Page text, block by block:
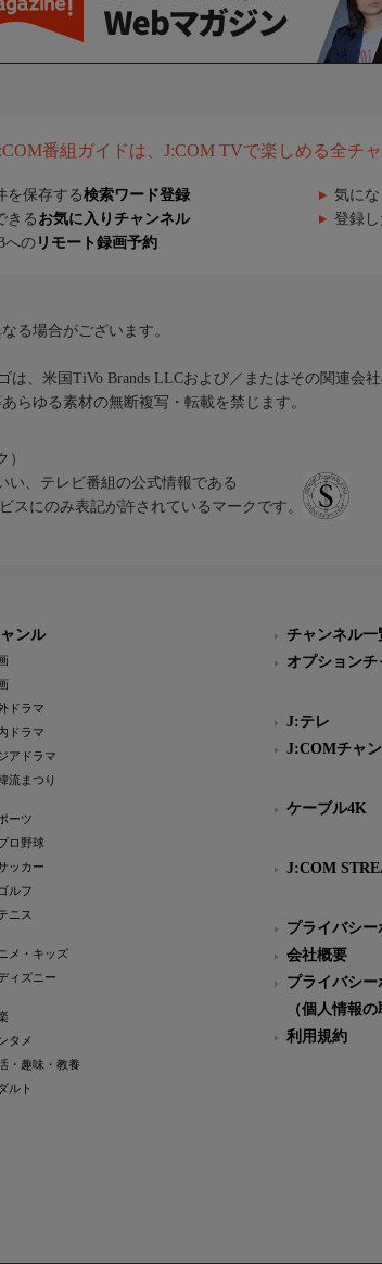
番組ガイドは、J:COM TVで楽しめる全チ
を保存する検索ワード登録 気に
きる お気に入りチャンネル 登録
への リモート録画予約
る場合がございます。
、米国TiVo Brands LLCおよび／またはその関連会
らゆる素材の無断複写・転載を禁じます。
い、テレビ番組の公式情報である
スにのみ表記が許されているマークです。
ンル
ドラマ
ドラマ
アドラマ
流まつり
ーツ
ロ野球
ッカー
ルフ
ニス
メ・キッズ
ィズニー
タメ
・趣味・教養
ルト
チャンネル一
オプションチ
J:テレ
J:COMチャ
ケーブル4K
J:COM
プライバシー
会社概要
プライバシー
（個人情報
利用規約